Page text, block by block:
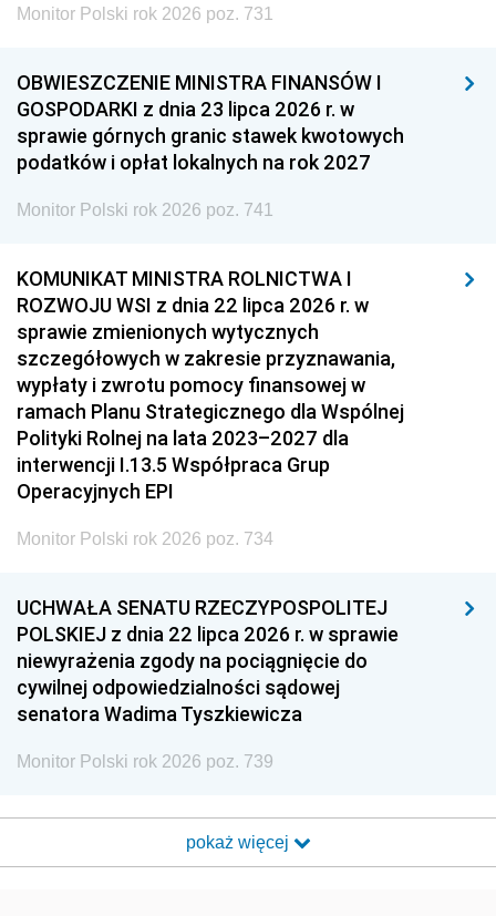
Monitor Polski rok 2026 poz. 731
OBWIESZCZENIE MINISTRA FINANSÓW I
GOSPODARKI z dnia 23 lipca 2026 r. w
sprawie górnych granic stawek kwotowych
podatków i opłat lokalnych na rok 2027
Monitor Polski rok 2026 poz. 741
KOMUNIKAT MINISTRA ROLNICTWA I
ROZWOJU WSI z dnia 22 lipca 2026 r. w
sprawie zmienionych wytycznych
szczegółowych w zakresie przyznawania,
wypłaty i zwrotu pomocy finansowej w
ramach Planu Strategicznego dla Wspólnej
Polityki Rolnej na lata 2023–2027 dla
interwencji I.13.5 Współpraca Grup
Operacyjnych EPI
Monitor Polski rok 2026 poz. 734
UCHWAŁA SENATU RZECZYPOSPOLITEJ
POLSKIEJ z dnia 22 lipca 2026 r. w sprawie
niewyrażenia zgody na pociągnięcie do
cywilnej odpowiedzialności sądowej
senatora Wadima Tyszkiewicza
Monitor Polski rok 2026 poz. 739
pokaż więcej